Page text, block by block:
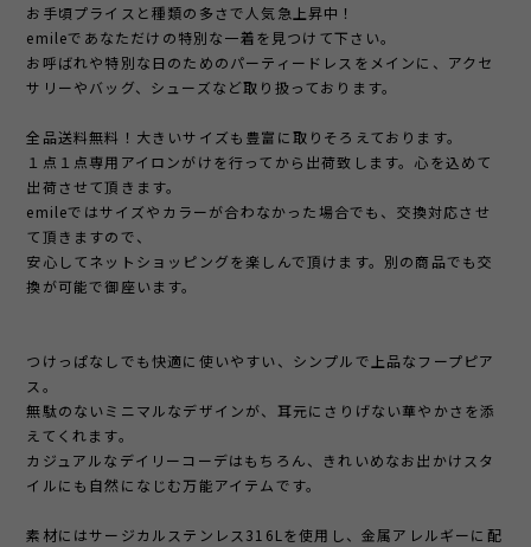
お手頃プライスと種類の多さで人気急上昇中！
emileであなただけの特別な一着を見つけて下さい。
お呼ばれや特別な日のためのパーティードレスをメインに、アクセ
サリーやバッグ、シューズなど取り扱っております。
全品送料無料！大きいサイズも豊富に取りそろえております。
１点１点専用アイロンがけを行ってから出荷致します。心を込めて
出荷させて頂きます。
emileではサイズやカラーが合わなかった場合でも、交換対応させ
て頂きますので、
安心してネットショッピングを楽しんで頂けます。別の商品でも交
換が可能で御座います。
つけっぱなしでも快適に使いやすい、シンプルで上品なフープピア
ス。
無駄のないミニマルなデザインが、耳元にさりげない華やかさを添
えてくれます。
カジュアルなデイリーコーデはもちろん、きれいめなお出かけスタ
イルにも自然になじむ万能アイテムです。
素材にはサージカルステンレス316Lを使用し、金属アレルギーに配